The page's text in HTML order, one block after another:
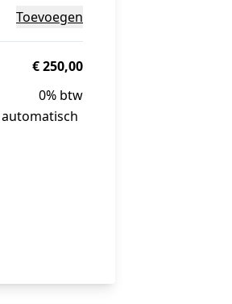
Toevoegen
€ 250,00
0% btw